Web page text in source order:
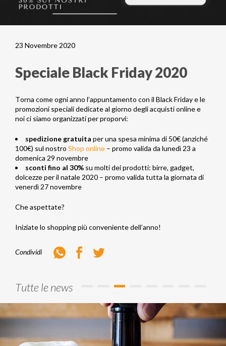
23 Novembre 2020
Speciale Black Friday 2020
Torna come ogni anno l’appuntamento con il Black Friday e le
promozioni speciali dedicate al giorno degli acquisti online e
noi ci siamo organizzati per proporvi:
spedizione gratuita per una spesa minima di 50€ (anziché
100€) sul nostro Shop online – promo valida da lunedì 23 a
domenica 29 novembre
sconti fino al 30% su molti dei prodotti: birre, gadget,
dolcezze per il natale 2020 – promo valida tutta la giornata di
venerdì 27 novembre
Che aspettate?
Iniziate lo shopping più conveniente dell’anno!
Condividi WhatsappFacebook
Tutte le news